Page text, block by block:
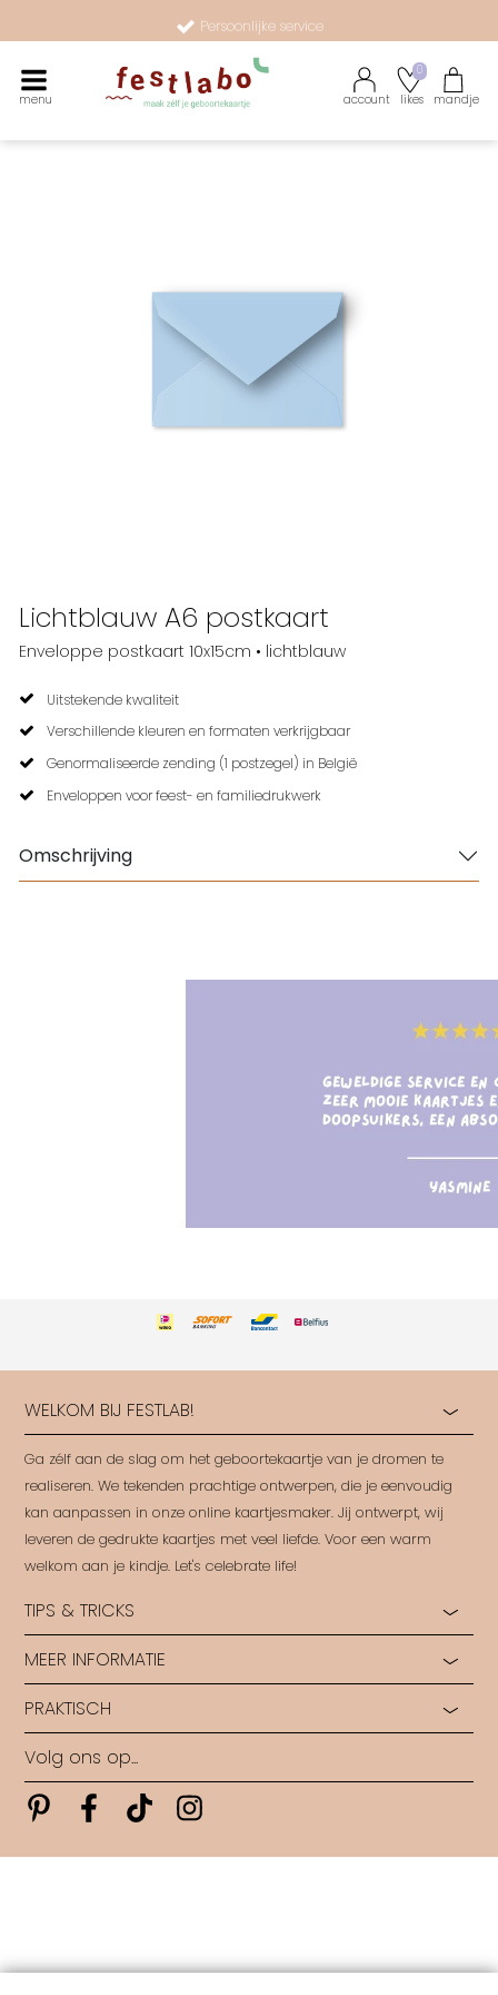
Persoonlijke service
menu account likes
0
mandje
Lichtblauw A6 postkaart
Enveloppe postkaart 10x15cm • lichtblauw
Uitstekende kwaliteit
Verschillende kleuren en formaten verkrijgbaar
Genormaliseerde zending (1 postzegel) in België
Enveloppen voor feest- en familiedrukwerk
Omschrijving
WELKOM BIJ FESTLAB!
Ga zélf aan de slag om het geboortekaartje van je dromen te
realiseren. We tekenden prachtige ontwerpen, die je eenvoudig
kan aanpassen in onze online kaartjesmaker. Jij ontwerpt, wij
leveren de gedrukte kaartjes met veel liefde. Voor een warm
welkom aan je kindje. Let's celebrate life!
TIPS & TRICKS
Hoe start je?
Hulp bij opmaak
Rondleiding in ons Labo
Ontwerp op maat
MEER INFORMATIE
Ontdek alle papiersoorten
Ontdek alle druktechnieken
Wie zijn wij?
Levertijden
PRAKTISCH
Algemene voorwaarden
Veelgestelde vragen
Contact
Volg ons op...
PinterestPinterestPinterest
all rights reserved • FestLab • 2025|powered by DRN Cards 2026